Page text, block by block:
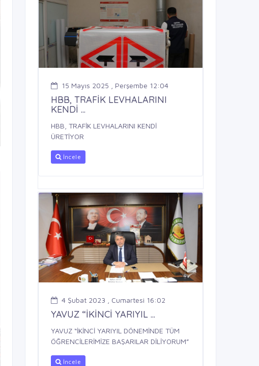
15 Mayıs 2025 , Perşembe 12:04
HBB, TRAFİK LEVHALARINI
KENDİ ...
HBB, TRAFİK LEVHALARINI KENDİ
ÜRETİYOR
İncele
4 Şubat 2023 , Cumartesi 16:02
YAVUZ “İKİNCİ YARIYIL ...
YAVUZ “İKİNCİ YARIYIL DÖNEMİNDE TÜM
ÖĞRENCİLERİMİZE BAŞARILAR DİLİYORUM”
İncele